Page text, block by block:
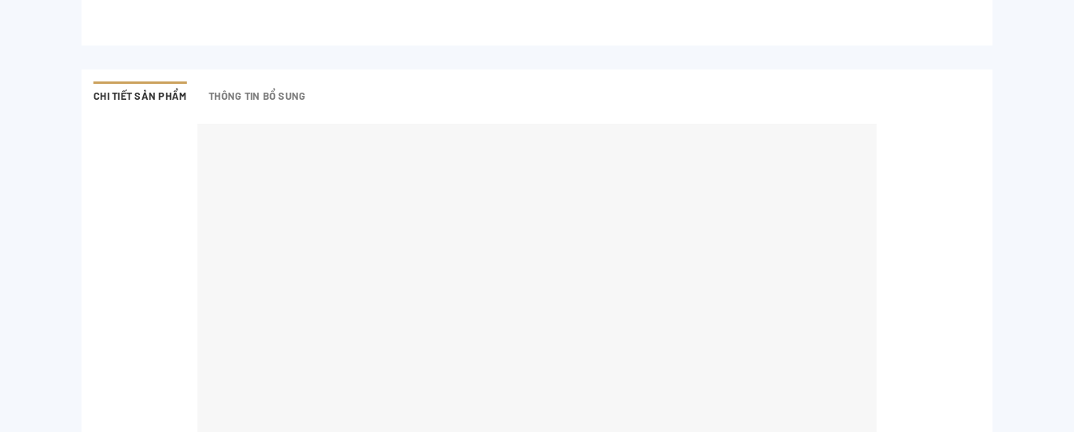
CHI TIẾT SẢN PHẨM THÔNG TIN BỔ SUNG